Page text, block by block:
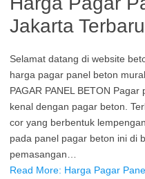
Jakarta
Selamat datang di website
harga pagar panel beton
PAGAR PANEL BETON
kenal dengan pagar beton.
cor yang berbentuk
pada panel pagar beton ini di
pemasangan…
Read More: Harga Pagar